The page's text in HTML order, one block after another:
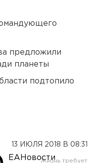
предложили
планеты
подтопило
13 ИЮЛЯ 2018 В 08:31
ЕАНовости